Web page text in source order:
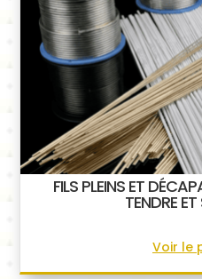
FILS PLEINS ET
TENDRE
Voir le